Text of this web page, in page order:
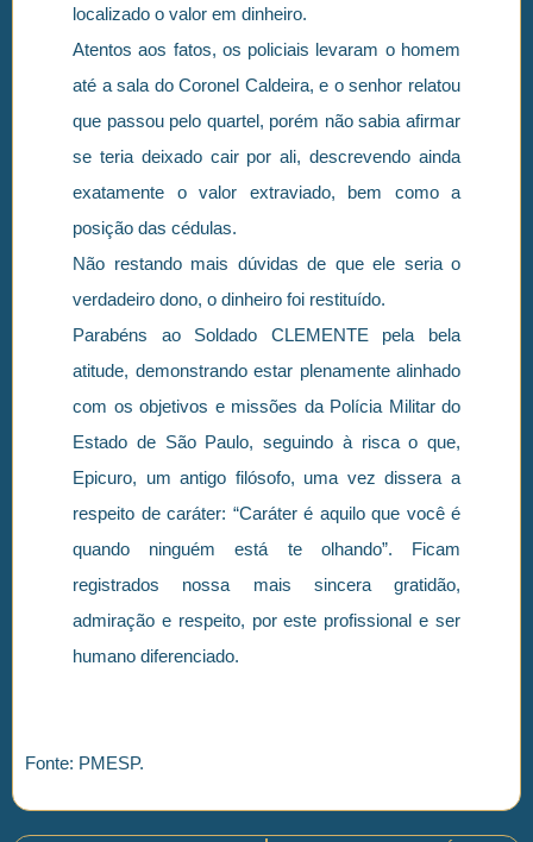
localizado o valor em dinheiro.
Atentos aos fatos, os policiais levaram o homem
até a sala do Coronel Caldeira, e o senhor relatou
que passou pelo quartel, porém não sabia afirmar
se teria deixado cair por ali, descrevendo ainda
exatamente o valor extraviado, bem como a
posição das cédulas.
Não restando mais dúvidas de que ele seria o
verdadeiro dono, o dinheiro foi restituído.
Parabéns ao Soldado CLEMENTE pela bela
atitude, demonstrando estar plenamente alinhado
com os objetivos e missões da Polícia Militar do
Estado de São Paulo, seguindo à risca o que,
Epicuro, um antigo filósofo, uma vez dissera a
respeito de caráter: “Caráter é aquilo que você é
quando ninguém está te olhando”. Ficam
registrados nossa mais sincera gratidão,
admiração e respeito, por este profissional e ser
humano diferenciado.
Fonte: PMESP.